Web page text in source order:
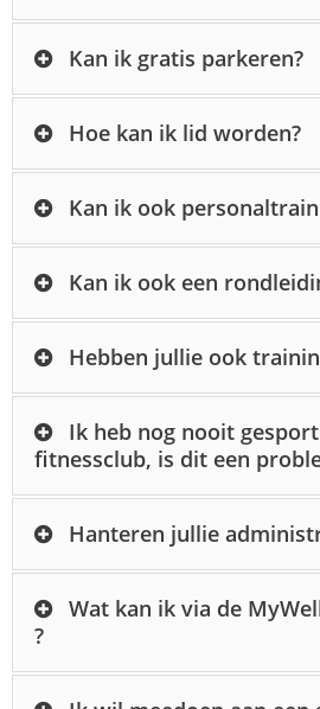
Kan ik gratis parkeren?
Hoe kan ik lid worden?
Kan ik ook
Kan ik ook een
Hebben jullie ook
Ik heb nog nooit
fitnessclub, is dit een
Hanteren jullie
Wat kan ik via de
?